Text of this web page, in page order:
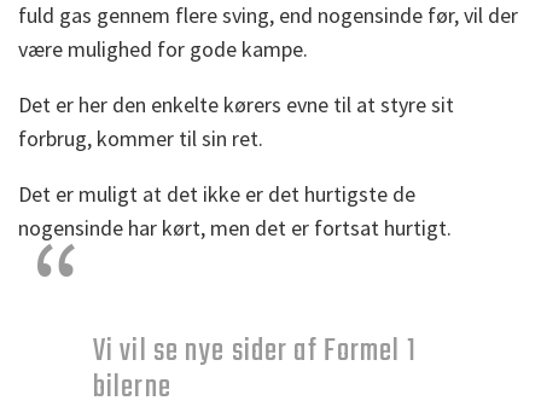
fuld gas gennem flere sving, end nogensinde før, vil der
være mulighed for gode kampe.
Det er her den enkelte kørers evne til at styre sit
forbrug, kommer til sin ret.
Det er muligt at det ikke er det hurtigste de
nogensinde har kørt, men det er fortsat hurtigt.
Vi vil se nye sider af Formel 1
bilerne